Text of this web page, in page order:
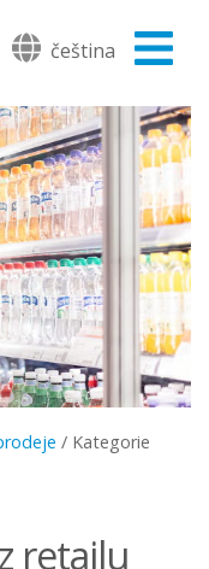
čeština
/ Kategorie
retailu